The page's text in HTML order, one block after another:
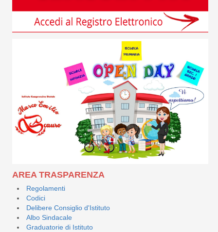
AREA TRASPARENZA
Regolamenti
Codici
Delibere Consiglio d'Istituto
Albo Sindacale
Graduatorie di Istituto